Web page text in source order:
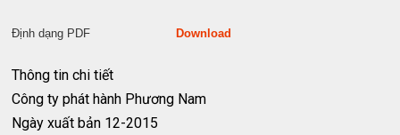
Định dạng PDF Download
Thông tin chi tiết
Công ty phát hành Phương Nam
Ngày xuất bản 12-2015